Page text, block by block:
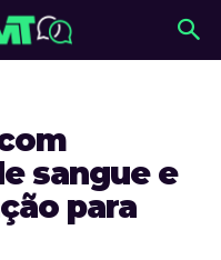
sangue e
para